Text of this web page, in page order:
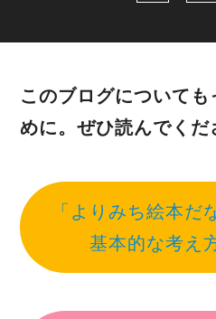
このブログについて
めに。ぜひ読んでくだ
「よりみち絵本だ
基本的な考え